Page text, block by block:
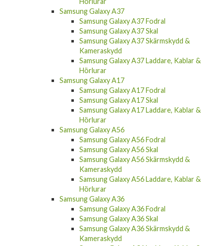
Samsung Galaxy A57 Skal
Samsung Galaxy A57 Skärmskydd &
Kameraskydd
Samsung Galaxy A57 Laddare, Kablar &
Hörlurar
Samsung Galaxy A37
Samsung Galaxy A37 Fodral
Samsung Galaxy A37 Skal
Samsung Galaxy A37 Skärmskydd &
Kameraskydd
Samsung Galaxy A37 Laddare, Kablar &
Hörlurar
Samsung Galaxy A17
Samsung Galaxy A17 Fodral
Samsung Galaxy A17 Skal
Samsung Galaxy A17 Laddare, Kablar &
Hörlurar
Samsung Galaxy A56
Samsung Galaxy A56 Fodral
Samsung Galaxy A56 Skal
Samsung Galaxy A56 Skärmskydd &
Kameraskydd
Samsung Galaxy A56 Laddare, Kablar &
Hörlurar
Samsung Galaxy A36